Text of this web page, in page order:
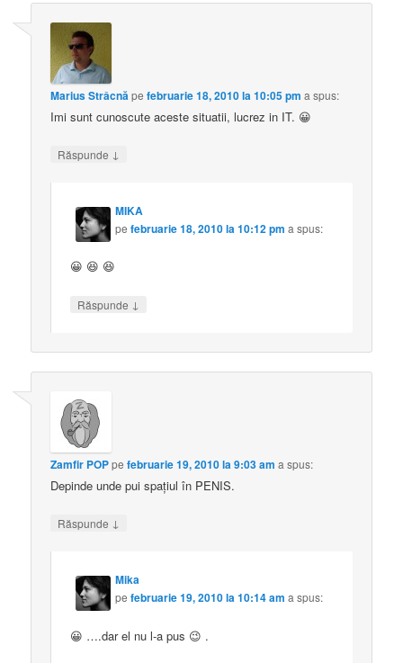
Marius Strâcnăpefebruarie 18, 2010 la 10:05 pm a spus:
Imi sunt cunoscute aceste situatii, lucrez in IT. 😀
Răspunde ↓
MIKA
pefebruarie 18, 2010 la 10:12 pm a spus:
😀 😆 😆
Răspunde ↓
Zamfir POPpefebruarie 19, 2010 la 9:03 am a spus:
Depinde unde pui spaţiul în PENIS.
Răspunde ↓
Mika
pefebruarie 19, 2010 la 10:14 am a spus:
😀 ….dar el nu l-a pus 😉 .